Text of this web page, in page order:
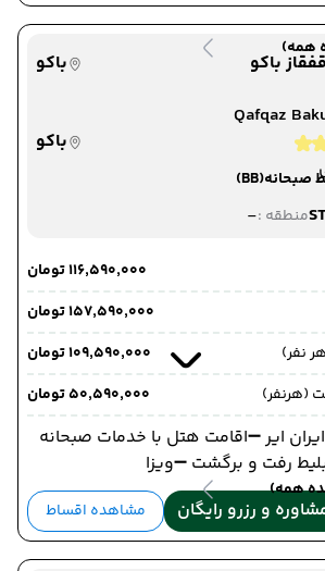
همه)
همه)
باکو
باکو
Qafqaz
باکو
صبحانه(BB)
منطقه :-
۱۱۶٬۵۹۰٬۰۰۰ تومان
۱۵۷٬۵۹۰٬۰۰۰ تومان
نفر)
۱۰۹٬۵۹۰٬۰۰۰ تومان
(هرنفر)
۵۰٬۵۹۰٬۰۰۰ تومان
ایر ➖اقامت هتل با خدمات صبحانه
رفت و برگشت ➖ویزا
و رزرو رایگان
مشاهده اقساط